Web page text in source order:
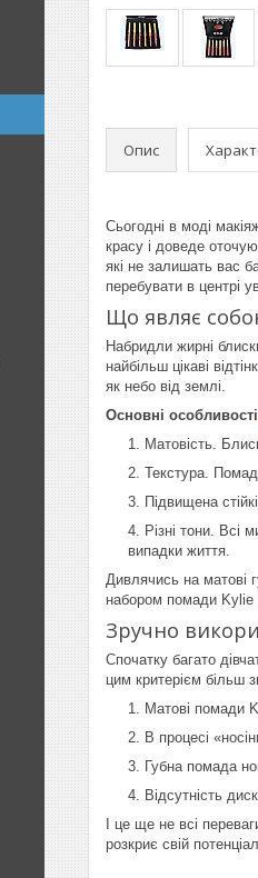
Опис
Сьогодні в моді
красу і доведе
які не залишать вас
перебувати в центрі
Що являє
Набридли жирні
найбільш цікаві
як небо від землі.
Основні особливості
Матовість.
Текстура.
Підвищена
Різні тони. Всі
випадки життя.
Дивлячись на матові
набором помади Kylie
Зручно
Спочатку багато
цим критерієм більш
Матові помади
В процесі
Губна помада
Відсутність
І це ще не всі
розкриє свій